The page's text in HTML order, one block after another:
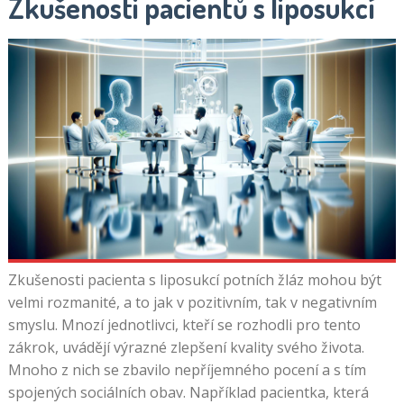
Zkušenosti pacientů s liposukcí
Zkušenosti pacienta s liposukcí potních žláz mohou být
velmi rozmanité, a to jak v pozitivním, tak v negativním
smyslu. Mnozí jednotlivci, kteří se rozhodli pro tento
zákrok, uvádějí výrazné zlepšení kvality svého života.
Mnoho z nich se zbavilo nepříjemného pocení a s tím
spojených sociálních obav. Například pacientka, která